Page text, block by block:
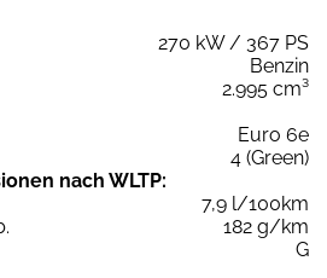
270 kW / 367 PS
Benzin
2.995 cm³
Euro 6e
4 (Green)
nach WLTP:
7,9 l/100km
182 g/km
G